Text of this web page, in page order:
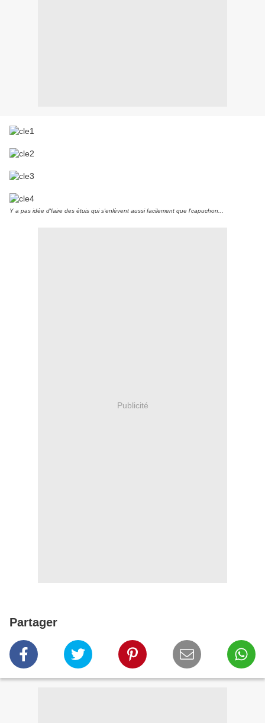
Y a pas idée d'faire des étuis qui s'enlèvent aussi facilement que l'capuchon...
Publicité
Partager